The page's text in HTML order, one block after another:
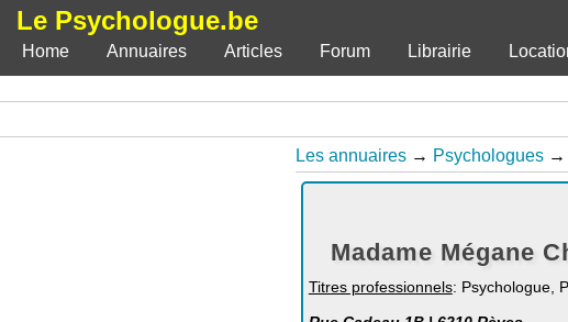
Le Psychologue.be
Home
Annuaires Articles Forum Librairie
Les annuaires → Psychologues →
Madame Mégane
Titres professionnels: Psychologue,